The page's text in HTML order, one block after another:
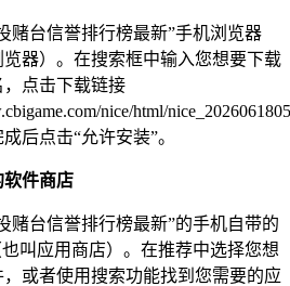
赌台信誉排行榜最新”手机浏览器
览器）。在搜索框中输入您想要下载
点击下载链接
nice/html/
后点击“允许安装”。
件商店
赌台信誉排行榜最新”的手机自带的
叫应用商店）。在推荐中选择您想
或者使用搜索功能找到您需要的应